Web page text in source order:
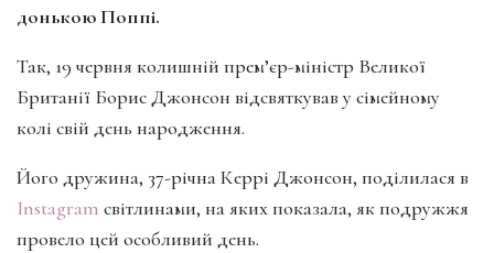
донькою Поппі.
Так, 19 червня колишній прем’єр-міністр Великої
Британії Борис Джонсон відсвяткував у сімейному
колі свій день народження.
Його дружина, 37-річна Керрі Джонсон, поділилася в
Instagram світлинами, на яких показала, як подружжя
провело цей особливий день.